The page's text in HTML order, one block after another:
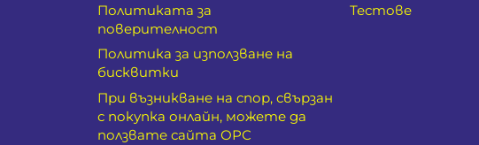
Политиката за
поверителност
Политика за използване на
бисквитки
При възникване на спор, свързан
с покупка онлайн, можете да
ползвате сайта ОРС
Тестове